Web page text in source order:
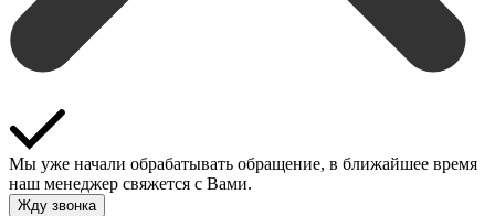
Мы уже начали обрабатывать обращение, в ближайшее время
наш менеджер свяжется с Вами.
Жду звонка